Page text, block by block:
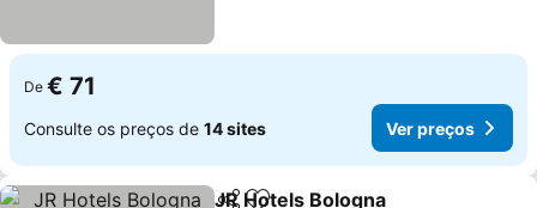
De € 71
Consulte os preços de 14 sites Ver preços
JR Hotels Bologna